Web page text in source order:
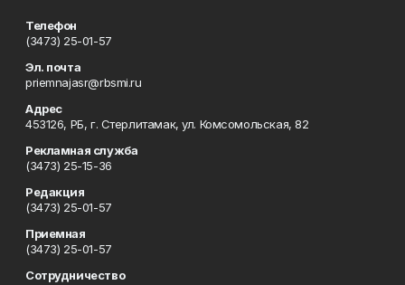
Телефон
(3473) 25-01-57
Эл. почта
priemnajasr@rbsmi.ru
Адрес
453126, РБ, г. Стерлитамак, ул. Комсомольская, 82
Рекламная служба
(3473) 25-15-36
Редакция
(3473) 25-01-57
Приемная
(3473) 25-01-57
Сотрудничество